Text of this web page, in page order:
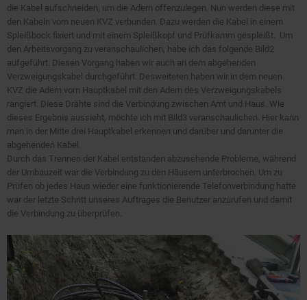
die Kabel aufschneiden, um die Adern offenzulegen. Nun werden diese mit
den Kabeln vom neuen KVZ verbunden. Dazu werden die Kabel in einem
Spleißbock fixiert und mit einem Spleißkopf und Prüfkamm gespleißt. Um
den Arbeitsvorgang zu veranschaulichen, habe ich das folgende Bild2
aufgeführt. Diesen Vorgang haben wir auch an dem abgehenden
Verzweigungskabel durchgeführt. Desweiteren haben wir in dem neuen
KVZ die Adern vom Hauptkabel mit den Adern des Verzweigungskabels
rangiert. Diese Drähte sind die Verbindung zwischen Amt und Haus. Wie
dieses Ergebnis aussieht, möchte ich mit Bild3 veranschaulichen. Hier kann
man in der Mitte drei Hauptkabel erkennen und darüber und darunter die
abgehenden Kabel.
Durch das Trennen der Kabel entstanden abzusehende Probleme, während
der Umbauzeit war die Verbindung zu den Häusern unterbrochen. Um zu
Prüfen ob jedes Haus wieder eine funktionierende Telefonverbindung hatte
war der letzte Schritt unseres Auftrages die Benutzer anzurufen und damit
die Verbindung zu überprüfen.